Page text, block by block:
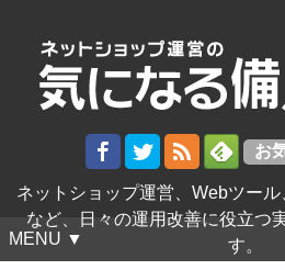
ネットショップ運営、Webツー
など、日々の運用改善に役立つ
す。
MENU ▼